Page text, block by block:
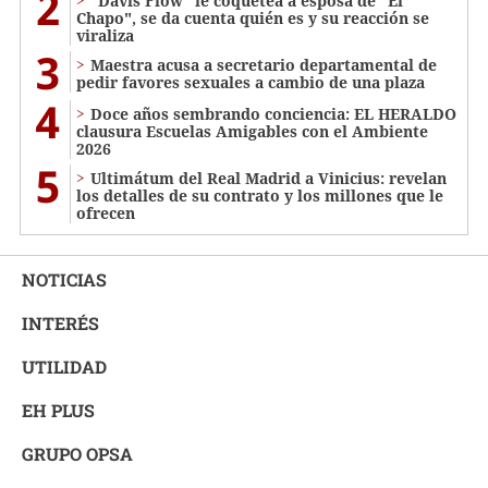
Chapo", se da cuenta quién es y su reacción se
viraliza
3
Maestra acusa a secretario departamental de
pedir favores sexuales a cambio de una plaza
4
Doce años sembrando conciencia: EL HERALDO
clausura Escuelas Amigables con el Ambiente
2026
5
Ultimátum del Real Madrid a Vinicius: revelan
los detalles de su contrato y los millones que le
ofrecen
NOTICIAS
INTERÉS
UTILIDAD
EH PLUS
GRUPO OPSA